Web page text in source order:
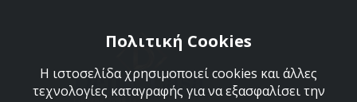
Πολιτική Cookies
Η ιστοσελίδα χρησιμοποιεί cookies και άλλες
τεχνολογίες καταγραφής για να εξασφαλίσει την